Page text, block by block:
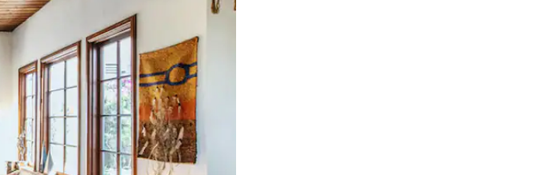
ou en appuyant et en faisant glisser.